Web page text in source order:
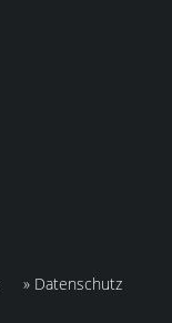
» Datenschutz